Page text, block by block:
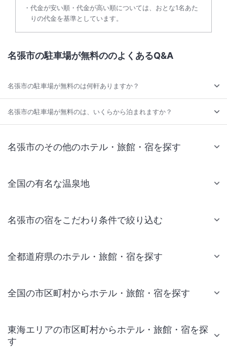
代金が安い順・代金が高い順については、おとな1名あた
りの代金を基準としています。
名張市の駐車場が無料ののよくあるQ&A
名張市の駐車場が無料のは何軒ありますか？
名張市の駐車場が無料のは、いくらから泊まれますか？
名張市のその他のホテル・旅館・宿を探す
全国の有名な温泉地
名張市の宿をこだわり条件で絞り込む
全都道府県のホテル・旅館・宿を探す
全国の市区町村からホテル・旅館・宿を探す
東海エリアの市区町村からホテル・旅館・宿を探
す